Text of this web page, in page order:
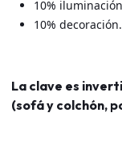
10%
10% decoración.
La clave es
(sofá y colchón,